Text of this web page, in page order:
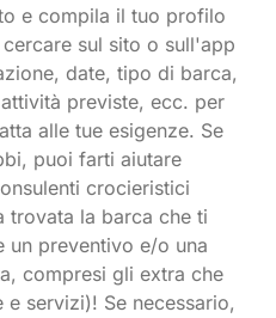
e compila il tuo profilo
sul sito o sull'app
date, tipo di barca,
previste, ecc. per
alle tue esigenze. Se
puoi farti aiutare
crocieristici
trovata la barca che ti
un preventivo e/o una
compresi gli extra che
servizi)! Se necessario,